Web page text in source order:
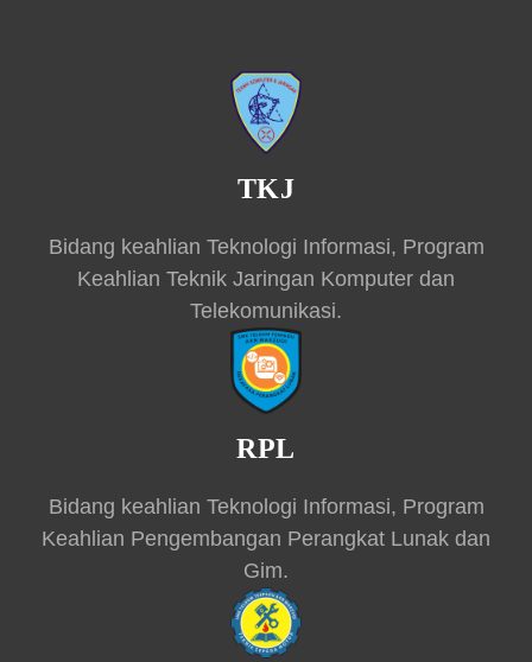
TKJ
Bidang keahlian Teknologi Informasi, Program
Keahlian Teknik Jaringan Komputer dan
Telekomunikasi.
RPL
Bidang keahlian Teknologi Informasi, Program
Keahlian Pengembangan Perangkat Lunak dan
Gim.